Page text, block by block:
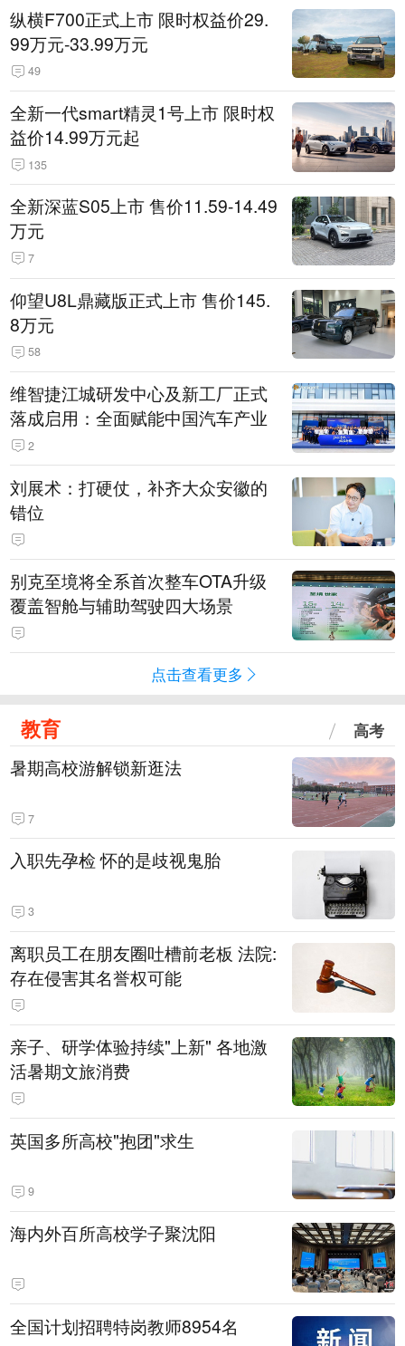
纵横F700正式上市 限时权益价29.
99万元-33.99万元
49
全新一代smart精灵1号上市 限时权
益价14.99万元起
135
全新深蓝S05上市 售价11.59-14.49
万元
7
仰望U8L鼎藏版正式上市 售价145.
8万元
58
维智捷江城研发中心及新工厂正式
落成启用：全面赋能中国汽车产业
2
刘展术：打硬仗，补齐大众安徽的
错位
别克至境将全系首次整车OTA升级
覆盖智舱与辅助驾驶四大场景
点击查看更多
教育 高考
暑期高校游解锁新逛法
7
入职先孕检 怀的是歧视鬼胎
3
离职员工在朋友圈吐槽前老板 法院:
存在侵害其名誉权可能
亲子、研学体验持续"上新" 各地激
活暑期文旅消费
英国多所高校"抱团"求生
9
海内外百所高校学子聚沈阳
全国计划招聘特岗教师8954名